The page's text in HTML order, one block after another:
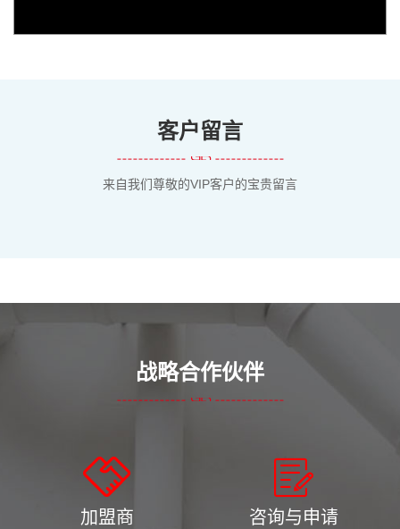
客户留言
来自我们尊敬的VIP客户的宝贵留言
战略合作伙伴
加盟商 咨询与申请